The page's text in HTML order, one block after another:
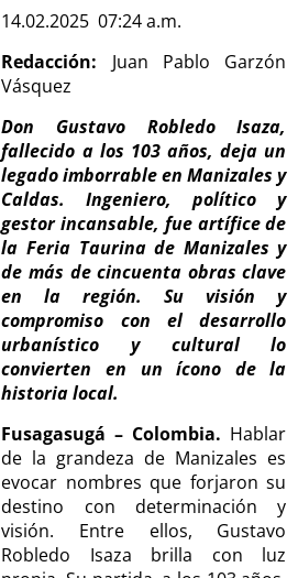
14.02.2025 07:24 a.m.
Redacción: Juan Pablo Garzón
Vásquez
Don Gustavo Robledo Isaza,
fallecido a los 103 años, deja un
legado imborrable en Manizales y
Caldas. Ingeniero, político y
gestor incansable, fue artífice de
la Feria Taurina de Manizales y
de más de cincuenta obras clave
en la región. Su visión y
compromiso con el desarrollo
urbanístico y cultural lo
convierten en un ícono de la
historia local.
Fusagasugá – Colombia. Hablar
de la grandeza de Manizales es
evocar nombres que forjaron su
destino con determinación y
visión. Entre ellos, Gustavo
Robledo Isaza brilla con luz